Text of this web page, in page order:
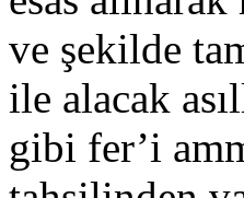
ve şekilde
ile alacak
gibi fer’i